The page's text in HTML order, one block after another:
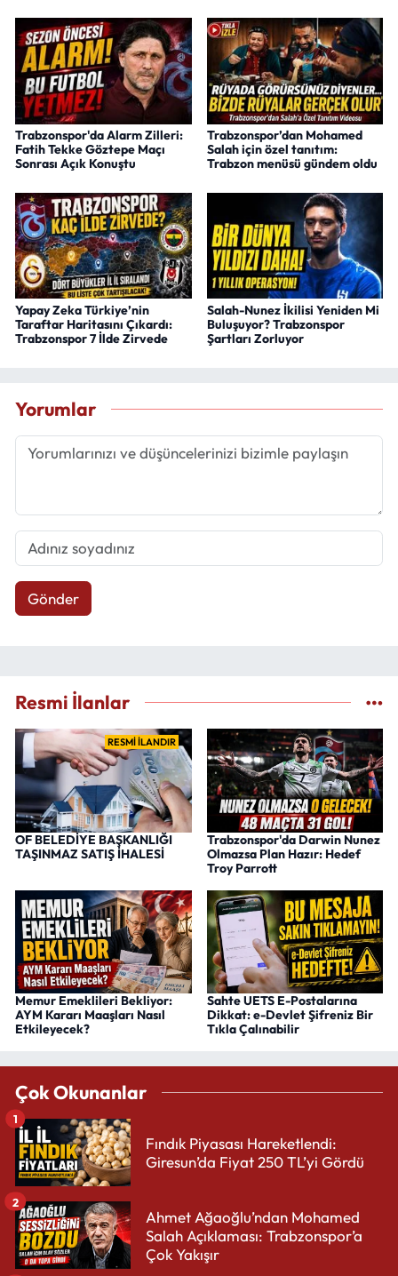
Trabzonspor'da Alarm Zilleri:
Fatih Tekke Göztepe Maçı
Sonrası Açık Konuştu
Trabzonspor’dan Mohamed
Salah için özel tanıtım:
Trabzon menüsü gündem oldu
Yapay Zeka Türkiye’nin
Taraftar Haritasını Çıkardı:
Trabzonspor 7 İlde Zirvede
Salah-Nunez İkilisi Yeniden Mi
Buluşuyor? Trabzonspor
Şartları Zorluyor
Yorumlar
Gönder
Resmi İlanlar
RESMİ İLANDIR
OF BELEDİYE BAŞKANLIĞI
TAŞINMAZ SATIŞ İHALESİ
Trabzonspor'da Darwin Nunez
Olmazsa Plan Hazır: Hedef
Troy Parrott
Memur Emeklileri Bekliyor:
AYM Kararı Maaşları Nasıl
Etkileyecek?
Sahte UETS E-Postalarına
Dikkat: e-Devlet Şifreniz Bir
Tıkla Çalınabilir
Çok Okunanlar
Fındık Piyasası Hareketlendi:
Giresun’da Fiyat 250 TL’yi Gördü
1
Ahmet Ağaoğlu’ndan Mohamed
Salah Açıklaması: Trabzonspor’a
Çok Yakışır
2